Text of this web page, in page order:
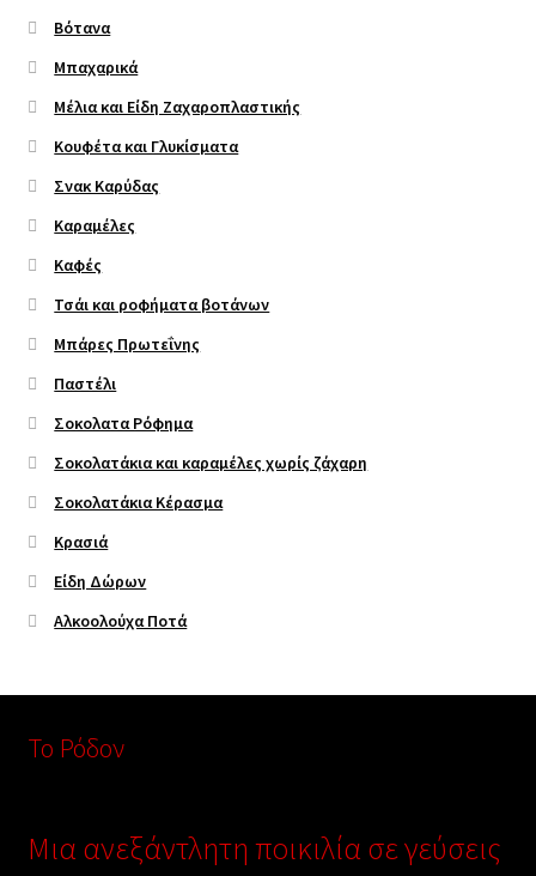
Βότανα
Μπαχαρικά
Μέλια και Είδη Ζαχαροπλαστικής
Κουφέτα και Γλυκίσματα
Σνακ Καρύδας
Καραμέλες
Καφές
Τσάι και ροφήματα βοτάνων
Μπάρες Πρωτεΐνης
Παστέλι
Σοκολατα Ρόφημα
Σοκολατάκια και καραμέλες χωρίς ζάχαρη
Σοκολατάκια Κέρασμα
Κρασιά
Είδη Δώρων
Αλκοολούχα Ποτά
Το Ρόδον
Μια ανεξάντλητη ποικιλία σε γεύσεις